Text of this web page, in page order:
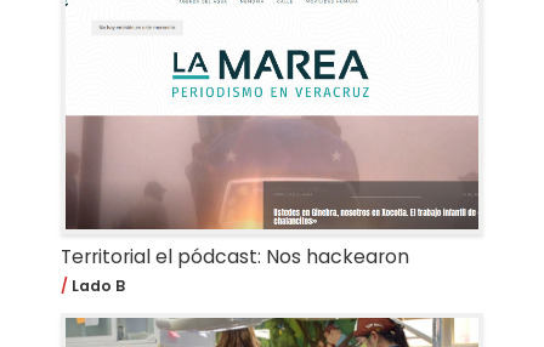
Territorial el pódcast: Nos hackearon
Lado B